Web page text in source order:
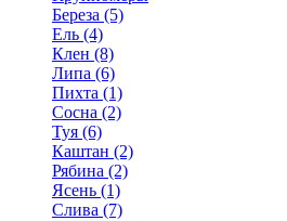
Береза (5)
Ель (4)
Клен (8)
Липа (6)
Пихта (1)
Сосна (2)
Туя (6)
Каштан (2)
Рябина (2)
Ясень (1)
Слива (7)